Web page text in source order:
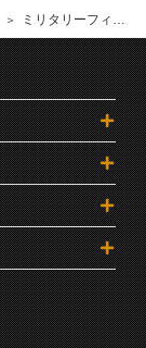
ミリタリーフィギュアの買取価格相場